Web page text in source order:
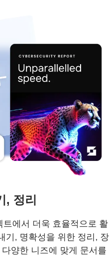
, 정리
에서 더욱 효율적으로 활
기, 명확성을 위한 정리, 장
양한 니즈에 맞게 문서를